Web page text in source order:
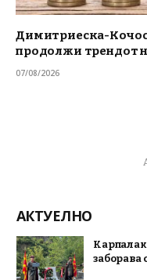
Димитриеска-
продолжи трендот
07/08/2026
АКТУЕЛНО
Карпалак
заборава